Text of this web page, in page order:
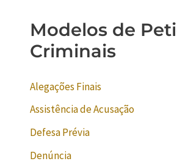
Modelos de
Criminais
Alegações Finais
Assistência de Acusação
Defesa Prévia
Denúncia